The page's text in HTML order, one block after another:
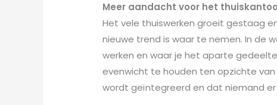
Meer aandacht voor het
Het vele thuiswerken groeit gestaag
nieuwe trend is waar te nemen. In de
werken en waar je het aparte
evenwicht te houden ten opzichte
wordt geïntegreerd en dat niemand